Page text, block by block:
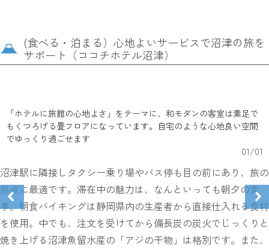
(食べる・泊まる）心地よいサービスで沼津の旅を
サポート（ココチホテル沼津）
「ホテルに旅館の心地よさ」をテーマに、和モダンの客室は素足で
もくつろげる畳フロアになっています。自宅のような心地良い空間
でゆっくり過ごせます
01/01
沼津駅に隣接しタクシー乗り場やバス停も目の前にあり、旅の
拠点に最適です。滞在中の魅力は、なんといっても朝夕の食
事。朝食バイキングは静岡県内の生産者から直接仕入れる食材
を使用。中でも、注文を受けてから備長炭の炭火でじっくりと
焼き上げる沼津魚留水産の「アジの干物」は格別です。また、